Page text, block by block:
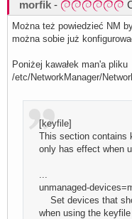
morfik -
Można też powiedzieć NM
można sobie już
Poniżej kawałek man'a pliku
/etc/NetworkManager/
[keyfile]
This section contains
only has effect when
unmanaged-
Set devices that
when using the